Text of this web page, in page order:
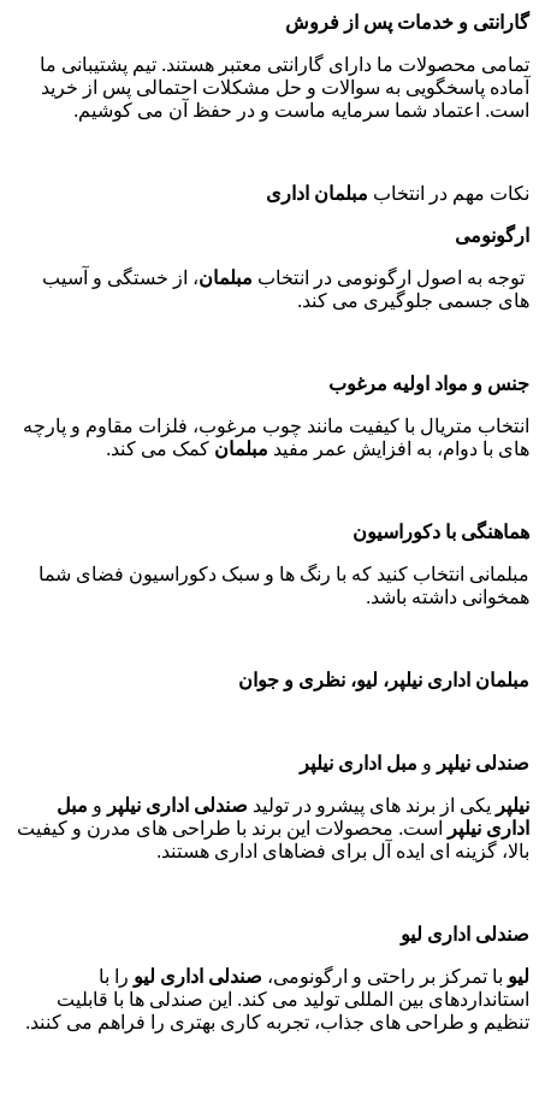
گارانتی و خدمات پس از فروش
تمامی محصولات ما دارای گارانتی معتبر هستند. تیم پشتیبانی ما
آماده پاسخگویی به سوالات و حل مشکلات احتمالی پس از خرید
است. اعتماد شما سرمایه ماست و در حفظ آن می کوشیم.
نکات مهم در انتخاب مبلمان اداری
ارگونومی
توجه به اصول ارگونومی در انتخاب مبلمان، از خستگی و آسیب
های جسمی جلوگیری می کند.
جنس و مواد اولیه مرغوب
انتخاب متریال با کیفیت مانند چوب مرغوب، فلزات مقاوم و پارچه
های با دوام، به افزایش عمر مفید مبلمان کمک می کند.
هماهنگی با دکوراسیون
مبلمانی انتخاب کنید که با رنگ ها و سبک دکوراسیون فضای شما
همخوانی داشته باشد.
مبلمان اداری نیلپر، لیو، نظری و جوان
صندلی نیلپر و مبل اداری نیلپر
نیلپر یکی از برند های پیشرو در تولید صندلی اداری نیلپر و مبل
اداری نیلپر
است. محصولات این برند با طراحی های مدرن و کیفیت
بالا، گزینه ای ایده آل برای فضاهای اداری هستند.
صندلی اداری لیو
لیو با تمرکز بر راحتی و ارگونومی، صندلی اداری لیو را با
استانداردهای بین المللی تولید می کند. این صندلی ها با قابلیت
تنظیم و طراحی های جذاب، تجربه کاری بهتری را فراهم می کنند.